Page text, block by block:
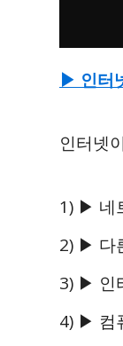
▶ 인터
인터넷
1) ▶ 네
2) ▶ 다
3) ▶ 인
4) ▶ 컴